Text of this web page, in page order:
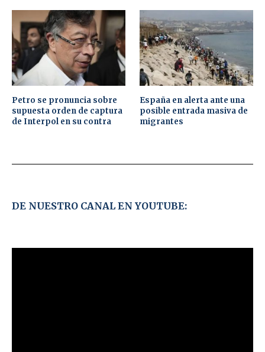
Petro se pronuncia sobre
supuesta orden de captura
de Interpol en su contra
España en alerta ante una
posible entrada masiva de
migrantes
DE NUESTRO CANAL EN YOUTUBE: